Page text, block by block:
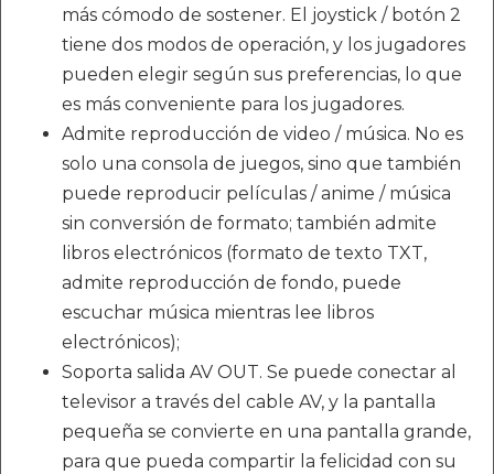
más cómodo de sostener. El joystick / botón 2
tiene dos modos de operación, y los jugadores
pueden elegir según sus preferencias, lo que
es más conveniente para los jugadores.
Admite reproducción de video / música. No es
solo una consola de juegos, sino que también
puede reproducir películas / anime / música
sin conversión de formato; también admite
libros electrónicos (formato de texto TXT,
admite reproducción de fondo, puede
escuchar música mientras lee libros
electrónicos);
Soporta salida AV OUT. Se puede conectar al
televisor a través del cable AV, y la pantalla
pequeña se convierte en una pantalla grande,
para que pueda compartir la felicidad con su